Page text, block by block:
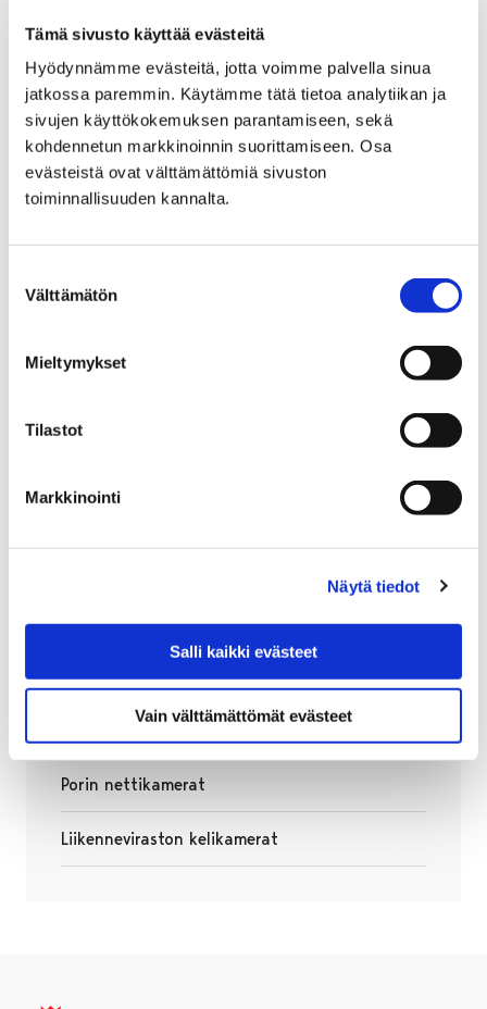
Tämä sivusto käyttää evästeitä
Hyödynnämme evästeitä, jotta voimme palvella sinua
jatkossa paremmin. Käytämme tätä tietoa analytiikan ja
sivujen käyttökokemuksen parantamiseen, sekä
kohdennetun markkinoinnin suorittamiseen. Osa
evästeistä ovat välttämättömiä sivuston
toiminnallisuuden kannalta.
valinta
Välttämätön
Mieltymykset
Tilastot
Markkinointi
Näytä tiedot
Salli kaikki evästeet
Vain välttämättömät evästeet
Katso video koko näytön tilassa
Reposaari
Ohita upote
evästeiden hyväksymisen.
Katso video koko näytön tilassa
YouTubessa .
Nettikamerat(Kirjurinluoto, Eteläranta, Yyteri,
Maauimala, Kauppatori, Matkakeskus)
Lisätietoja:
Porin nettikamerat
Avautuu uudessa välilehdessä
Liikenneviraston kelikamerat
Avautuu uudessa välilehdessä